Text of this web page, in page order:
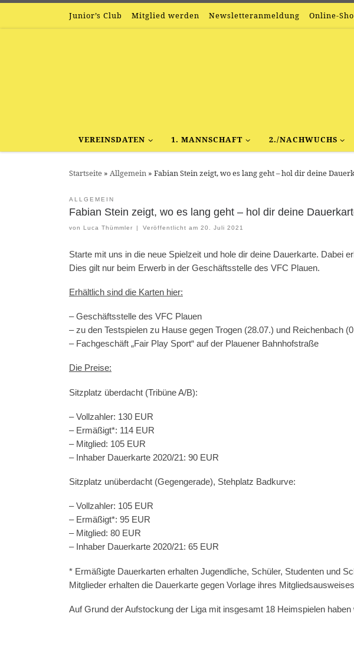
Zum Inhalt springenJunior’s Club Mitglied werden Newsletteranmeldung Online-
VEREINSDATEN 1. MANNSCHAFT 2./NACHWUCHS
Startseite » Allgemein » Fabian Stein zeigt, wo es lang geht – hol dir deine
ALLGEMEIN
Fabian Stein zeigt, wo es lang geht – hol dir deine
von Luca Thümmler | Veröffentlicht am 20. Juli 2021
Starte mit uns in die neue Spielzeit und hole dir deine Dauerkarte. Dabei
Dies gilt nur beim Erwerb in der Geschäftsstelle des VFC Plauen.
Erhältlich sind die Karten hier:
– Geschäftsstelle des VFC Plauen
– zu den Testspielen zu Hause gegen Trogen (28.07.) und Reichenbach
– Fachgeschäft „Fair Play Sport“ auf der Plauener Bahnhofstraße
Die Preise:
Sitzplatz überdacht (Tribüne A/B):
– Vollzahler: 130 EUR
– Ermäßigt*: 114 EUR
– Mitglied: 105 EUR
– Inhaber Dauerkarte 2020/21: 90 EUR
Sitzplatz unüberdacht (Gegengerade), Stehplatz Badkurve:
– Vollzahler: 105 EUR
– Ermäßigt*: 95 EUR
– Mitglied: 80 EUR
– Inhaber Dauerkarte 2020/21: 65 EUR
* Ermäßigte Dauerkarten erhalten Jugendliche, Schüler, Studenten und
Mitglieder erhalten die Dauerkarte gegen Vorlage ihres
Auf Grund der Aufstockung der Liga mit insgesamt 18 Heimspielen